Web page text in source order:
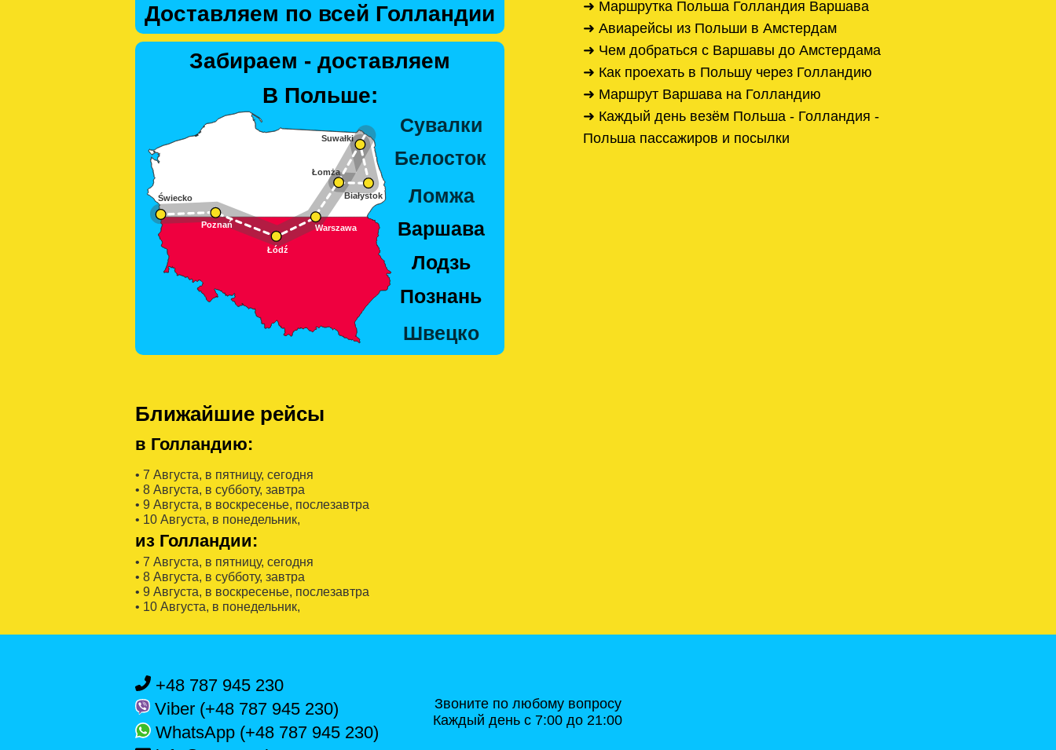
Доставляем по всей Голландии
Забираем - доставляем
В Польше:
Ближайшие рейсы
в Голландию:
• 7 Августa, в пятницу, сегодня
• 8 Августa, в субботу, завтра
• 9 Августa, в воскресенье, послезавтра
• 10 Августa, в понедельник,
из Голландии:
• 7 Августa, в пятницу, сегодня
• 8 Августa, в субботу, завтра
• 9 Августa, в воскресенье, послезавтра
• 10 Августa, в понедельник,
➜ Маршрутка Польша Голландия Варшава
➜ Авиарейсы из Польши в Амстердам
➜ Чем добраться с Варшавы до Амстердама
➜ Как проехать в Польшу через Голландию
➜ Маршрут Варшава на Голландию
➜ Каждый день везём Польша - Голландия -
Польша пассажиров и посылки
+48 787 945 230
Viber (+48 787 945 230)
WhatsApp (+48 787 945 230)
Звоните по любому вопросу
Каждый день с 7:00 до 21:00